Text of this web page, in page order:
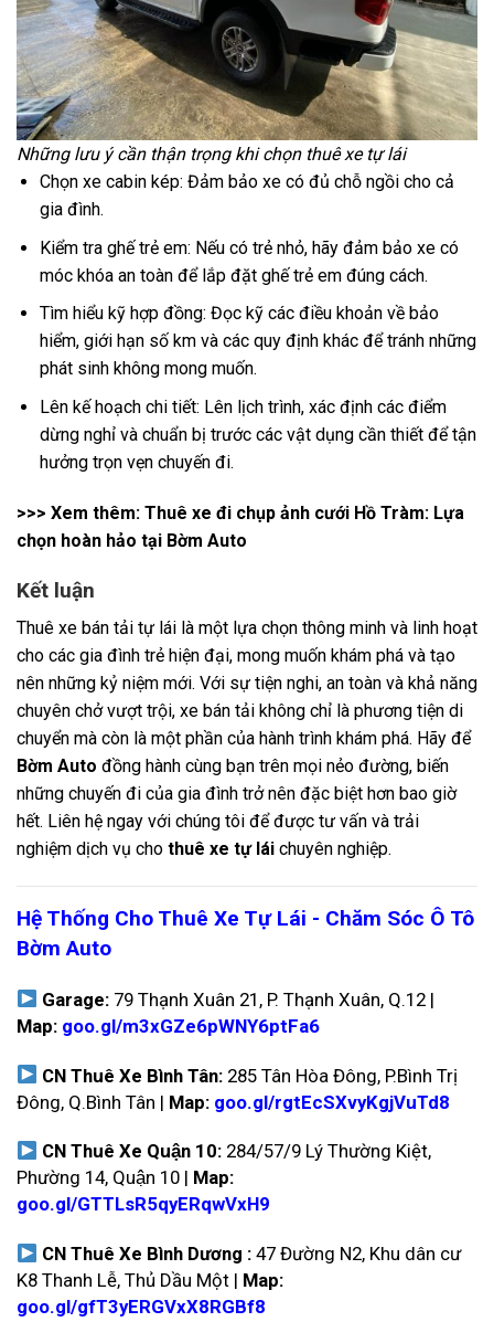
Những lưu ý cần thận trọng khi chọn thuê xe tự lái
Chọn xe cabin kép: Đảm bảo xe có đủ chỗ ngồi cho cả
gia đình.
Kiểm tra ghế trẻ em: Nếu có trẻ nhỏ, hãy đảm bảo xe có
móc khóa an toàn để lắp đặt ghế trẻ em đúng cách.
Tìm hiểu kỹ hợp đồng: Đọc kỹ các điều khoản về bảo
hiểm, giới hạn số km và các quy định khác để tránh những
phát sinh không mong muốn.
Lên kế hoạch chi tiết: Lên lịch trình, xác định các điểm
dừng nghỉ và chuẩn bị trước các vật dụng cần thiết để tận
hưởng trọn vẹn chuyến đi.
>>> Xem thêm: Thuê xe đi chụp ảnh cưới Hồ Tràm: Lựa
chọn hoàn hảo tại Bờm Auto
Kết luận
Thuê xe bán tải tự lái là một lựa chọn thông minh và linh hoạt
cho các gia đình trẻ hiện đại, mong muốn khám phá và tạo
nên những kỷ niệm mới. Với sự tiện nghi, an toàn và khả năng
chuyên chở vượt trội, xe bán tải không chỉ là phương tiện di
chuyển mà còn là một phần của hành trình khám phá. Hãy để
Bờm Auto đồng hành cùng bạn trên mọi nẻo đường, biến
những chuyến đi của gia đình trở nên đặc biệt hơn bao giờ
hết. Liên hệ ngay với chúng tôi để được tư vấn và trải
nghiệm dịch vụ cho thuê xe tự lái chuyên nghiệp.
Hệ Thống Cho Thuê Xe Tự Lái - Chăm Sóc Ô Tô
Bờm Auto
Garage: 79 Thạnh Xuân 21, P. Thạnh Xuân, Q.12 |
Map: goo.gl/m3xGZe6pWNY6ptFa6
CN Thuê Xe Bình Tân: 285 Tân Hòa Đông, P.Bình Trị
Đông, Q.Bình Tân | Map: goo.gl/rgtEcSXvyKgjVuTd8
CN Thuê Xe Quận 10: 284/57/9 Lý Thường Kiệt,
Phường 14, Quận 10 | Map:
goo.gl/GTTLsR5qyERqwVxH9
CN Thuê Xe Bình Dương :47 Đường N2, Khu dân cư
K8 Thanh Lễ, Thủ Dầu Một | Map:
goo.gl/gfT3yERGVxX8RGBf8